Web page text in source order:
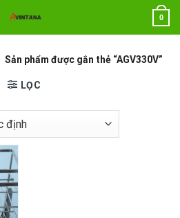
0
Sản phẩm được gắn thẻ “AGV330V”
LỌC